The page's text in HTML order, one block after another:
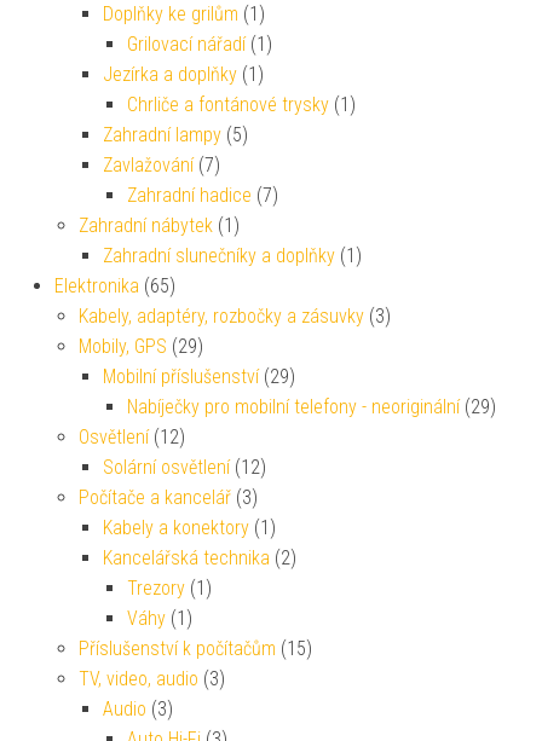
Doplňky ke grilům (1)
Grilovací nářadí (1)
Jezírka a doplňky (1)
Chrliče a fontánové trysky (1)
Zahradní lampy (5)
Zavlažování (7)
Zahradní hadice (7)
Zahradní nábytek (1)
Zahradní slunečníky a doplňky (1)
Elektronika (65)
Kabely, adaptéry, rozbočky a zásuvky (3)
Mobily, GPS (29)
Mobilní příslušenství (29)
Nabíječky pro mobilní telefony - neoriginální (29)
Osvětlení (12)
Solární osvětlení (12)
Počítače a kancelář (3)
Kabely a konektory (1)
Kancelářská technika (2)
Trezory (1)
Váhy (1)
Příslušenství k počítačům (15)
TV, video, audio (3)
Audio (3)